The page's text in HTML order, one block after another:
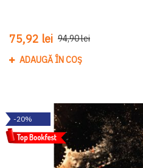
75,92 lei 94,90 lei
ADAUGĂ ÎN COȘ
-20%